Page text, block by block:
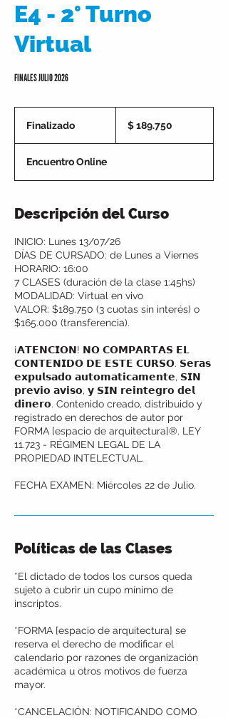
E4 - 2° Turno
Virtual
FINALES JULIO 2026
Finalizado
a
l
z
a
o
pesos
argentinos
$ 189.750
Encuentro Online
Descripción del Curso
INICIO: Lunes 13/07/26
DÍAS DE CURSADO: de Lunes a Viernes
HORARIO: 16:00
7 CLASES (duración de la clase 1:45hs)
MODALIDAD: Virtual en vivo
VALOR: $189.750 (3 cuotas sin interés) o
$165.000 (transferencia).
¡𝗔𝗧𝗘𝗡𝗖𝗜𝗢𝗡! 𝗡𝗢 𝗖𝗢𝗠𝗣𝗔𝗥𝗧𝗔𝗦 𝗘𝗟
𝗖𝗢𝗡𝗧𝗘𝗡𝗜𝗗𝗢 𝗗𝗘 𝗘𝗦𝗧𝗘 𝗖𝗨𝗥𝗦𝗢. 𝗦𝗲𝗿𝗮𝘀
𝗲𝘅𝗽𝘂𝗹𝘀𝗮𝗱𝗼 𝗮𝘂𝘁𝗼𝗺𝗮𝘁𝗶𝗰𝗮𝗺𝗲𝗻𝘁𝗲, 𝗦𝗜𝗡
𝗽𝗿𝗲𝘃𝗶𝗼 𝗮𝘃𝗶𝘀𝗼, 𝘆 𝗦𝗜𝗡 𝗿𝗲𝗶𝗻𝘁𝗲𝗴𝗿𝗼 𝗱𝗲𝗹
𝗱𝗶𝗻𝗲𝗿𝗼. Contenido creado, distribuido y
registrado en derechos de autor por
FORMA [espacio de arquitectura]®. LEY
11.723 - RÉGIMEN LEGAL DE LA
PROPIEDAD INTELECTUAL.
FECHA EXAMEN: Miércoles 22 de Julio.
Políticas de las Clases
*El dictado de todos los cursos queda
sujeto a cubrir un cupo mínimo de
inscriptos.
*FORMA [espacio de arquitectura] se
reserva el derecho de modificar el
calendario por razones de organización
académica u otros motivos de fuerza
mayor.
*CANCELACIÓN: NOTIFICANDO COMO